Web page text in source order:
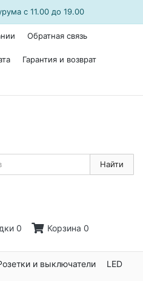
с 11.00 до 19.00
Обратная связь
Гарантия и возврат
Найти
0 Корзина 0
и выключатели LED